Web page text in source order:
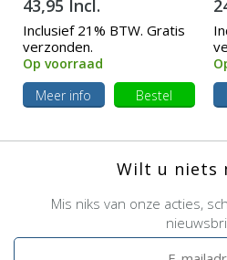
43,95 Incl.
Inclusief 21% BTW. Gratis
verzonden.
Op voorraad
Meer info
Bestel
Wilt u niets
Mis niks van onze acties,